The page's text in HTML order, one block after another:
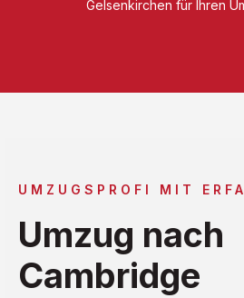
Gelsenkirchen für Ihren
UMZUGSPROFI MIT
Umzug nach
Cambridge